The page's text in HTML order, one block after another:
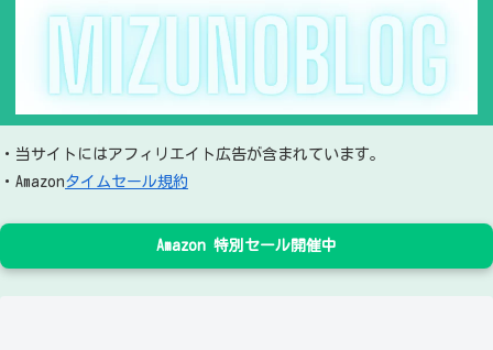
・当サイトにはアフィリエイト広告が含まれています。
・Amazonタイムセール規約
Amazon 特別セール開催中